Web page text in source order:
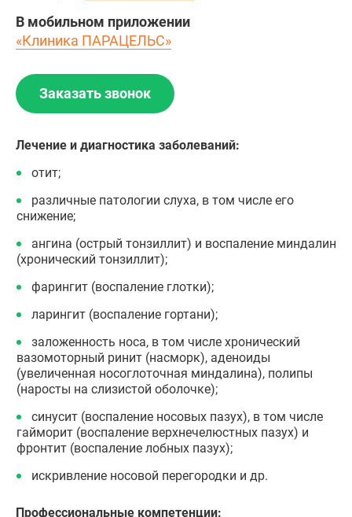
В мобильном приложении
«Клиника ПАРАЦЕЛЬС»
Заказать звонок
Лечение и диагностика заболеваний:
отит;
различные патологии слуха, в том числе его
снижение;
ангина (острый тонзиллит) и воспаление миндалин
(хронический тонзиллит);
фарингит (воспаление глотки);
ларингит (воспаление гортани);
заложенность носа, в том числе хронический
вазомоторный ринит (насморк), аденоиды
(увеличенная носоглоточная миндалина), полипы
(наросты на слизистой оболочке);
синусит (воспаление носовых пазух), в том числе
гайморит (воспаление верхнечелюстных пазух) и
фронтит (воспаление лобных пазух);
искривление носовой перегородки и др.
Профессиональные компетенции: